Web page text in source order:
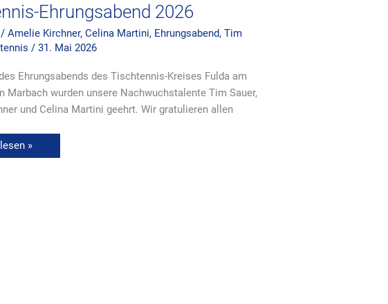
Ehrungsabend 2026
/ Amelie Kirchner, Celina Martini, Ehrungsabend, Tim
/ 31. Mai 2026
Ehrungsabends des Tischtennis-Kreises Fulda am
Marbach wurden unsere Nachwuchstalente Tim Sauer,
und Celina Martini geehrt. Wir gratulieren allen
»